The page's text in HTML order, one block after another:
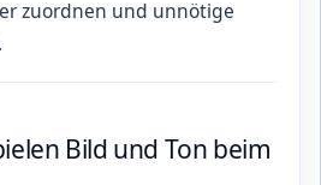
zuordnen und unnötige
Bild und Ton beim